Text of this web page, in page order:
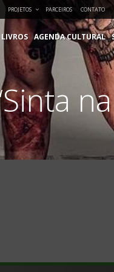
PROJETOS PARCEIROS CONTATO
LIVROS AGENDA CULTURAL
na